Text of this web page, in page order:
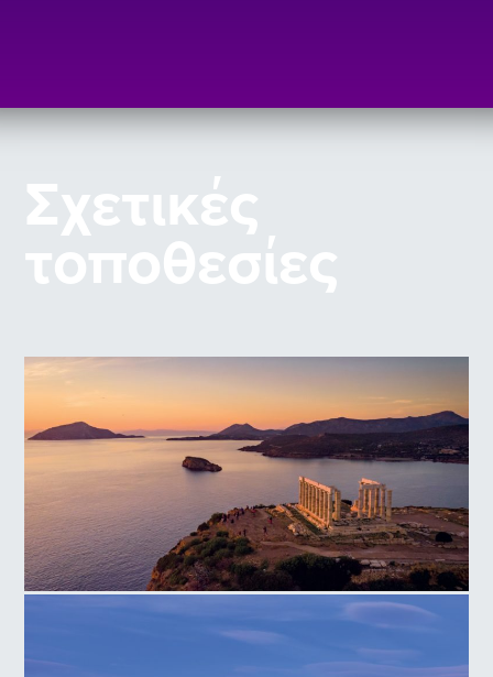
Σχετικές
τοποθεσίες
Ναός Ποσειδώνα, Ακρωτήρι